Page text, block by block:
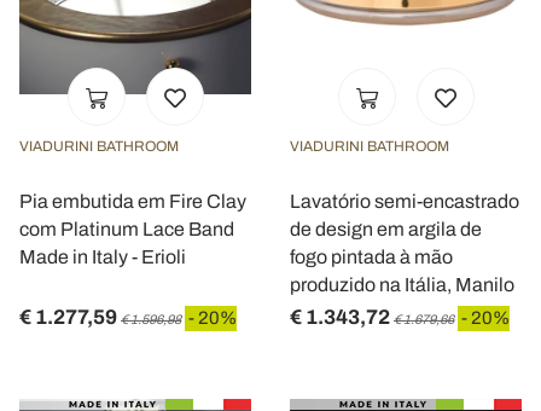
VIADURINI BATHROOM
Pia embutida em Fire Clay
com Platinum Lace Band
Made in Italy - Erioli
€ 1.277,59 € 1.596,98 - 20%
VIADURINI BATHROOM
Lavatório semi-encastrado
de design em argila de
fogo pintada à mão
produzido na Itália, Manilo
€ 1.343,72 € 1.679,66 - 20%